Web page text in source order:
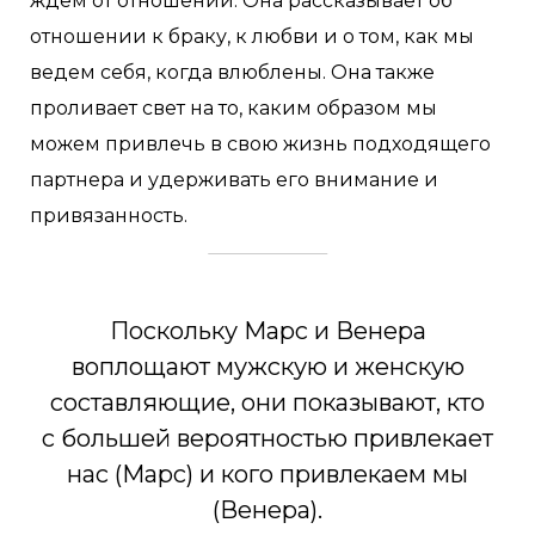
отношении к браку, к любви и о том, как мы
ведем себя, когда влюблены. Она также
проливает свет на то, каким образом мы
можем привлечь в свою жизнь подходящего
партнера и удерживать его внимание и
привязанность.
Поскольку Марс и Венера
воплощают мужскую и женскую
составляющие, они показывают, кто
с большей вероятностью привлекает
нас (Марс) и кого привлекаем мы
(Венера).